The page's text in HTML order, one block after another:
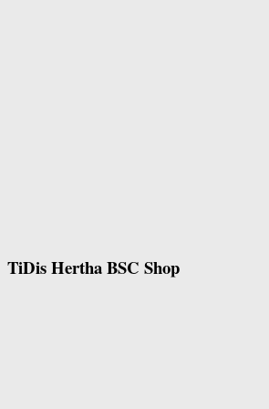
TiDis Hertha BSC Shop